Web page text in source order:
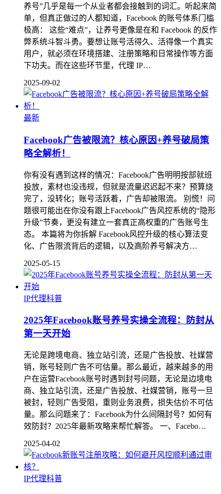
养号”几乎是每一个从业者都会接触到的词汇。听起来简
单，但真正做过的人都知道，Facebook 的账号体系门槛
极高： 这些“难点”，让养号更像是在和 Facebook 的反作
弊系统斗智斗勇。要想让账号活得久、活得像一个真实
用户，就必须在环境搭建、注册策略和日常操作等方面
下功夫。而在这些环节里，代理 IP…
2025-09-02
最新
Facebook广告被限流？核心原因+养号破局策
略全解析！
你有没有遇到这样的情况：Facebook广告明明按部就班
投放，素材也没违规，但就是流量迟迟起不来？预算烧
完了，没转化；账号活跃着，广告却被限流。 别慌！问
题很可能出在你没有跟上Facebook广告风控系统的“隐形
升级”节奏，更没有建立一套真正高权重的广告账号生
态。 本篇将为你拆解 Facebook风控升级的核心算法变
化、广告限流背后的逻辑，以及高阶养号解决方…
2025-05-15
IP代理科普
2025年Facebook账号养号实操全流程：防封从
第一天开始
无论是跨境电商、独立站引流，还是广告投放、社媒营
销，账号轻则广告不可估量。那么最近，越来越多的用
户在运营Facebook账号时遇到封号问题，无论是边境电
商、独立站引流，还是广告投放、社媒营销，账号一旦
被封，轻则广告受阻，重则业务浪费，损失估价不可估
量。那么问题来了：Facebook为什么间隔封号？如何有
效防封？2025年最新攻略来帮忙解答。 一、Facebo…
2025-04-02
IP代理科普